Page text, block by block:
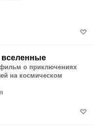
о приключениях
на космическом